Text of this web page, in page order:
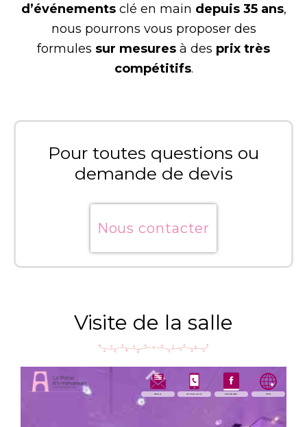
d’événementsclé en main depuis 35 ans,
nous pourrons vous proposer des
formules sur mesures à des prix très
compétitifs.
Pour toutes questions ou
demande de devis
Nous contacter
Visite de la salle